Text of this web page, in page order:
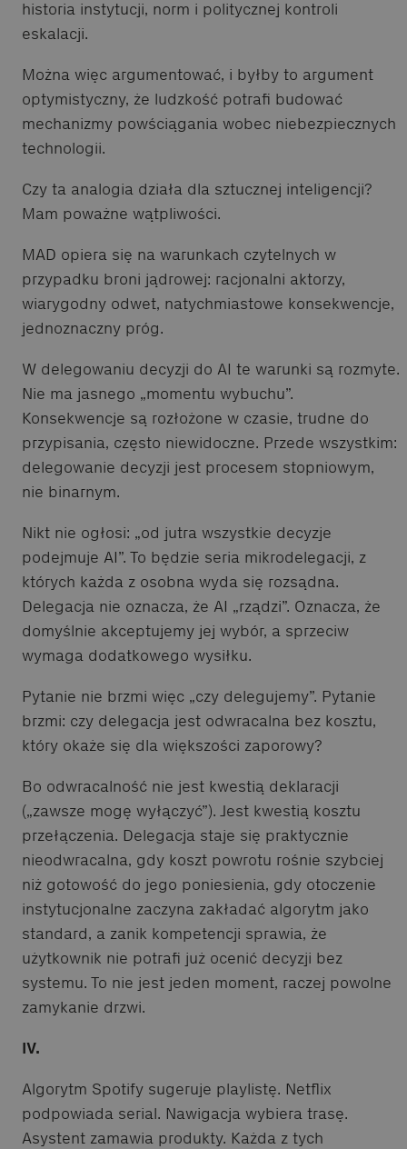
historia instytucji, norm i politycznej kontroli
eskalacji.
Można więc argumentować, i byłby to argument
optymistyczny, że ludzkość potrafi budować
mechanizmy powściągania wobec niebezpiecznych
technologii.
Czy ta analogia działa dla sztucznej inteligencji?
Mam poważne wątpliwości.
MAD opiera się na warunkach czytelnych w
przypadku broni jądrowej: racjonalni aktorzy,
wiarygodny odwet, natychmiastowe konsekwencje,
jednoznaczny próg.
W delegowaniu decyzji do AI te warunki są rozmyte.
Nie ma jasnego „momentu wybuchu”.
Konsekwencje są rozłożone w czasie, trudne do
przypisania, często niewidoczne. Przede wszystkim:
delegowanie decyzji jest procesem stopniowym,
nie binarnym.
Nikt nie ogłosi: „od jutra wszystkie decyzje
podejmuje AI”. To będzie seria mikrodelegacji, z
których każda z osobna wyda się rozsądna.
Delegacja nie oznacza, że AI „rządzi”. Oznacza, że
domyślnie akceptujemy jej wybór, a sprzeciw
wymaga dodatkowego wysiłku.
Pytanie nie brzmi więc „czy delegujemy”. Pytanie
brzmi: czy delegacja jest odwracalna bez kosztu,
który okaże się dla większości zaporowy?
Bo odwracalność nie jest kwestią deklaracji
(„zawsze mogę wyłączyć”). Jest kwestią kosztu
przełączenia. Delegacja staje się praktycznie
nieodwracalna, gdy koszt powrotu rośnie szybciej
niż gotowość do jego poniesienia, gdy otoczenie
instytucjonalne zaczyna zakładać algorytm jako
standard, a zanik kompetencji sprawia, że
użytkownik nie potrafi już ocenić decyzji bez
systemu. To nie jest jeden moment, raczej powolne
zamykanie drzwi.
IV.
Algorytm Spotify sugeruje playlistę. Netflix
podpowiada serial. Nawigacja wybiera trasę.
Asystent zamawia produkty. Każda z tych